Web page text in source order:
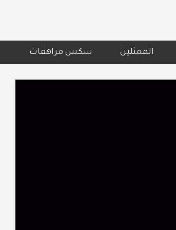
سكس مراهقات الممثلين